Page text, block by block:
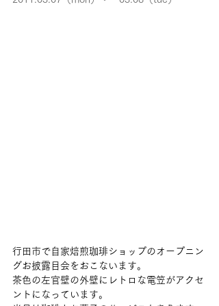
行田市で自家焙煎珈琲ショップのオープニン
グお披露目会をおこないます。
茶色の左官壁の外壁にレトロな電笠がアクセ
ントになっています。